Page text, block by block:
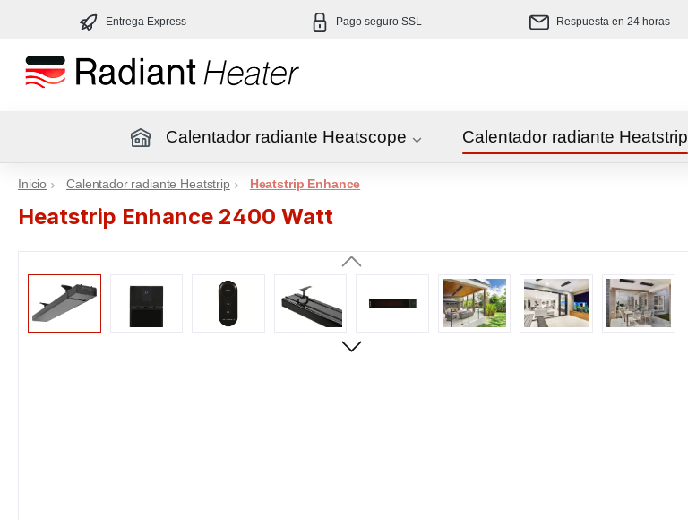
al contenido principal
Saltar a la navegación principal
Entrega Express Pago seguro SSL Respuesta en 24 horas
Inicio
Calentador radiante Heatscope Calentador radiante Heatstrip
Inicio Calentador radiante Heatstrip Heatstrip Enhance
Heatstrip Enhance 2400 Watt